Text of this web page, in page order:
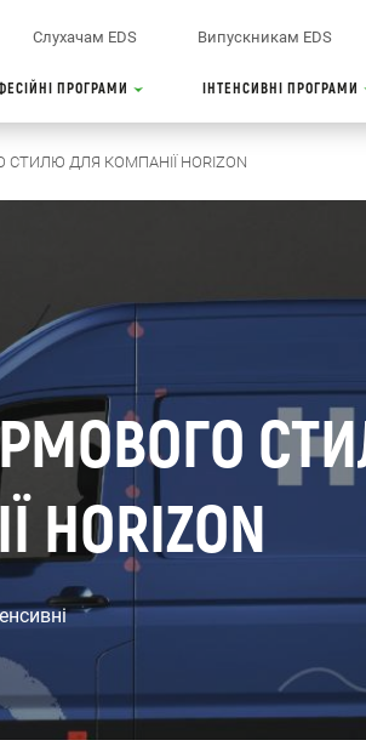
Слухачам EDS Випускникам EDS
ПРОГРАМИ ІНТЕНСИВНІ ПРОГРАМИ
ДЛЯ КОМПАНІЇ HORIZON